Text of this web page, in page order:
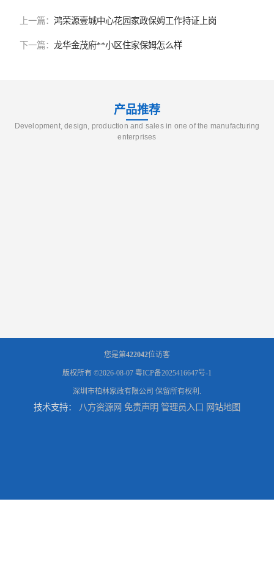
上一篇： 鸿荣源壹城中心花园家政保姆工作持证上岗
下一篇： 龙华金茂府**小区住家保姆怎么样
产品推荐
Development, design, production and sales in one of the manufacturing
enterprises
您是第422042位访客
版权所有 ©2026-08-07 粤ICP备2025416647号-1
深圳市柏林家政有限公司 保留所有权利.
技术支持： 八方资源网 免责声明 管理员入口 网站地图